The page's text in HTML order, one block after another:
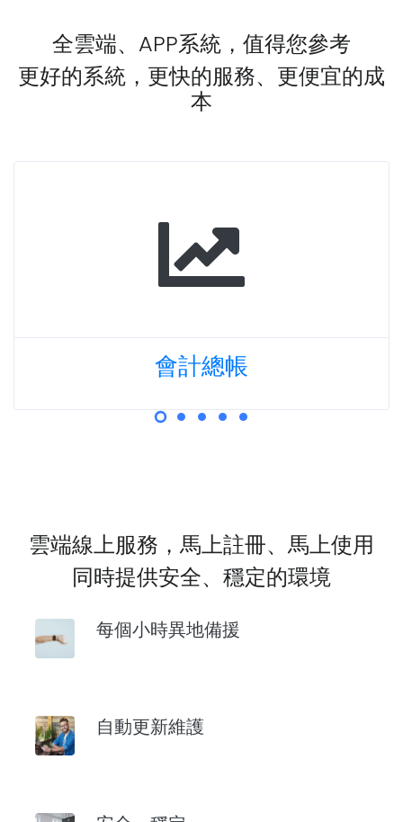
全雲端、APP系統，值得您參考
更好的系統，更快的服務、更便宜的成
本
會計總帳
雲端線上服務，馬上註冊、馬上使用
同時提供安全、穩定的環境
每個小時異地備援
自動更新維護